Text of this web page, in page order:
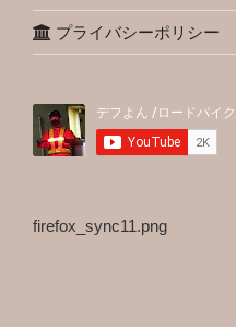
プライバシーポリシー
firefox_sync11.png